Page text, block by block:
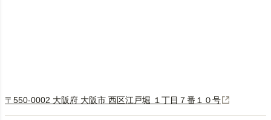
〒550-0002 大阪府 大阪市 西区江戸堀 １丁目７番１０号